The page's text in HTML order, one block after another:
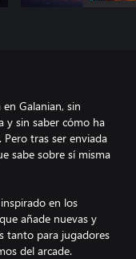
Galanian, sin
y sin saber cómo ha
tras ser enviada
sabe sobre sí misma
en los
añade nuevas y
tanto para jugadores
del arcade.